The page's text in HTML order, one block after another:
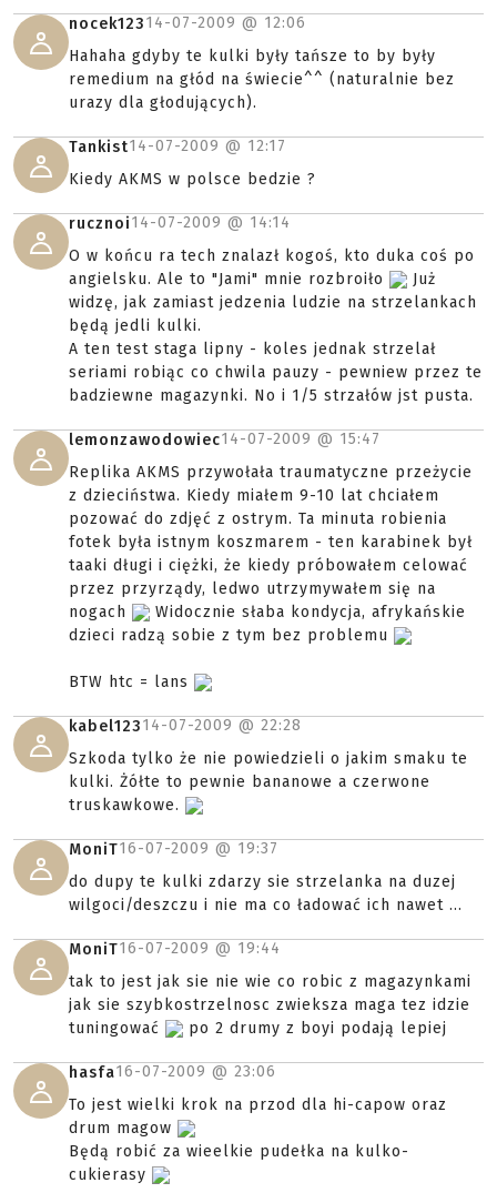
nocek12314-07-2009 @ 12:06
Hahaha gdyby te kulki były tańsze to by były
remedium na głód na świecie^^ (naturalnie bez
urazy dla głodujących).
Tankist14-07-2009 @ 12:17
Kiedy AKMS w polsce bedzie ?
rucznoi14-07-2009 @ 14:14
O w końcu ra tech znalazł kogoś, kto duka coś po
angielsku. Ale to "Jami" mnie rozbroiło
Już
widzę, jak zamiast jedzenia ludzie na strzelankach
będą jedli kulki.
A ten test staga lipny - koles jednak strzelał
seriami robiąc co chwila pauzy - pewniew przez te
badziewne magazynki. No i 1/5 strzałów jst pusta.
lemonzawodowiec14-07-2009 @ 15:47
Replika AKMS przywołała traumatyczne przeżycie
z dzieciństwa. Kiedy miałem 9-10 lat chciałem
pozować do zdjęć z ostrym. Ta minuta robienia
fotek była istnym koszmarem - ten karabinek był
taaki długi i ciężki, że kiedy próbowałem celować
przez przyrządy, ledwo utrzymywałem się na
nogach
Widocznie słaba kondycja, afrykańskie
dzieci radzą sobie z tym bez problemu
BTW htc = lans
kabel12314-07-2009 @ 22:28
Szkoda tylko że nie powiedzieli o jakim smaku te
kulki. Żółte to pewnie bananowe a czerwone
truskawkowe.
MoniT16-07-2009 @ 19:37
do dupy te kulki zdarzy sie strzelanka na duzej
wilgoci/deszczu i nie ma co ładować ich nawet ...
MoniT16-07-2009 @ 19:44
tak to jest jak sie nie wie co robic z magazynkami
jak sie szybkostrzelnosc zwieksza maga tez idzie
tuningować
po 2 drumy z boyi podają lepiej
hasfa16-07-2009 @ 23:06
To jest wielki krok na przod dla hi-capow oraz
drum magow
Będą robić za wieelkie pudełka na kulko-
cukierasy